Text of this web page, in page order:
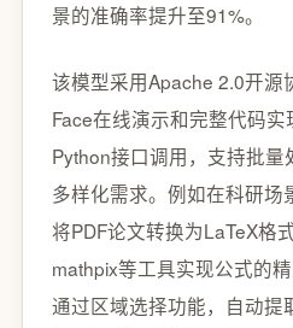
景的准确率提升至91%。
该模型采用Apache 2.0开源
Face在线演示和完整代码
Python接口调用，支持批
多样化需求。例如在科研场
将PDF论文转换为LaTeX格
mathpix等工具实现公式的
通过区域选择功能，自动提